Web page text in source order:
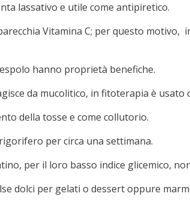
lassativo e utile come antipiretico.
Vitamina C; per questo
hanno proprietà benefiche.
da mucolitico, in fitoterapia è usato
della tosse e come collutorio.
per circa una settimana.
per il loro basso indice glicemico,
dolci per gelati o dessert oppure